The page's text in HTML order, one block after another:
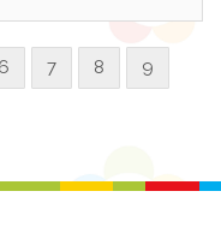
6 7 8 9